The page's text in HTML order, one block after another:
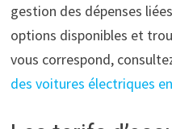
gestion des dépenses
options disponibles et
vous correspond,
des voitures électriques